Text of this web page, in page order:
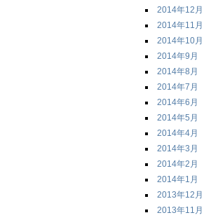
2014年12月
2014年11月
2014年10月
2014年9月
2014年8月
2014年7月
2014年6月
2014年5月
2014年4月
2014年3月
2014年2月
2014年1月
2013年12月
2013年11月